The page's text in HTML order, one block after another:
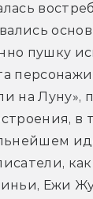
пушку
на Луну»,
в
Ежи